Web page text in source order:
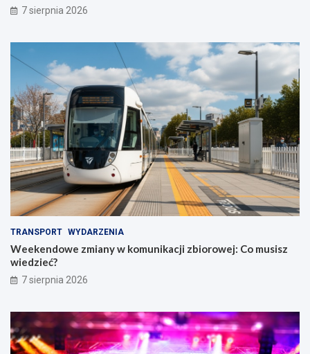
7 sierpnia 2026
TRANSPORT WYDARZENIA
Weekendowe zmiany w komunikacji zbiorowej: Co musisz
wiedzieć?
7 sierpnia 2026